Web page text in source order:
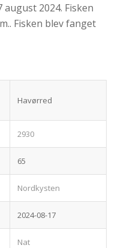
2024. Fisken
Fisken blev fanget
Havørred
2930
65
Nordkysten
2024-08-17
Nat